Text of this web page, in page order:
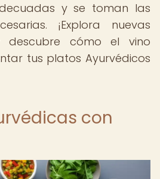
y se toman las
¡Explora nuevas
descubre cómo el vino
tus platos Ayurvédicos
con